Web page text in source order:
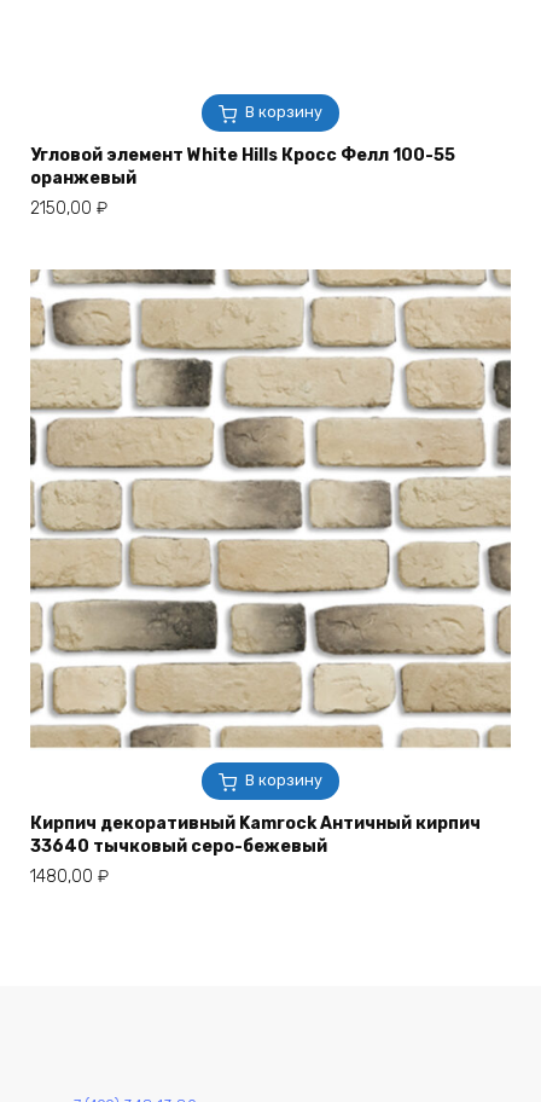
В корзину
Угловой элемент White Hills Кросс Фелл 100-55
оранжевый
2150,00 ₽
В корзину
Кирпич декоративный Kamrock Античный кирпич
33640 тычковый серо-бежевый
1480,00 ₽